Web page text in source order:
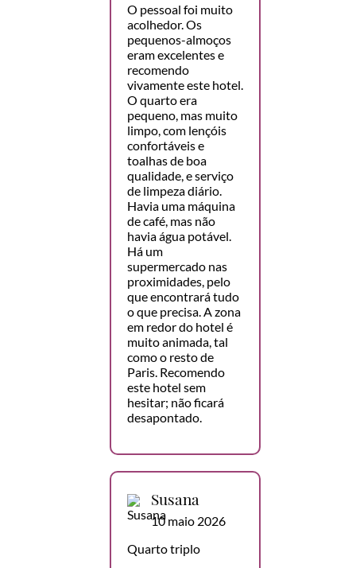
O pessoal foi muito
acolhedor. Os
pequenos-almoços
eram excelentes e
recomendo
vivamente este hotel.
O quarto era
pequeno, mas muito
limpo, com lençóis
confortáveis e
toalhas de boa
qualidade, e serviço
de limpeza diário.
Havia uma máquina
de café, mas não
havia água potável.
Há um
supermercado nas
proximidades, pelo
que encontrará tudo
o que precisa. A zona
em redor do hotel é
muito animada, tal
como o resto de
Paris. Recomendo
este hotel sem
hesitar; não ficará
desapontado.
Susana
10 maio 2026
Quarto triplo